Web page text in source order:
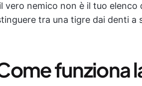
vero nemico non è il tuo
tra una tigre dai denti a
funziona